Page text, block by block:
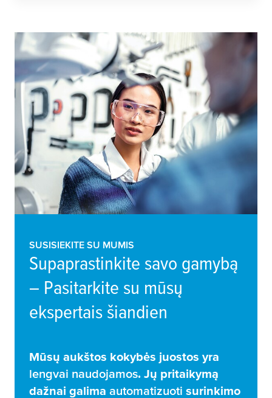
SUSISIEKITE SU MUMIS
Supaprastinkite savo gamybą
– Pasitarkite su mūsų
ekspertais šiandien
Mūsų aukštos kokybės juostos yra
lengvai naudojamos. Jų pritaikymą
dažnai galima automatizuoti surinkimo